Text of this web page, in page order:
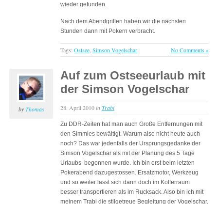
wieder gefunden.
Nach dem Abendgrillen haben wir die nächsten
Stunden dann mit Pokern verbracht.
Tags: Ostsee Simson Vogelschar No Comments »
byThomas
Auf zum Ostseeurlaub mit
der Simson Vogelschar
28. April 2010inTrabi
Zu DDR-Zeiten hat man auch Große Entfernungen mit
den Simmies bewältigt. Warum also nicht heute auch
noch? Das war jedenfalls der Ursprungsgedanke der
Simson Vogelschar als mit der Planung des 5 Tage
Urlaubs begonnen wurde. Ich bin erst beim letzten
Pokerabend dazugestossen. Ersatzmotor, Werkzeug
und so weiter lässt sich dann doch im Kofferraum
besser transportieren als im Rucksack. Also bin ich mit
meinem Trabi die stilgetreue Begleitung der Vogelschar.